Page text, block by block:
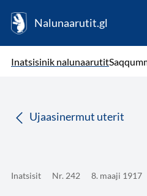
Nalunaarutit.gl
Inatsisinik nalunaarutit
Ujaasinermut uterit
Inatsisit Nr. 242 8. maaji 1917